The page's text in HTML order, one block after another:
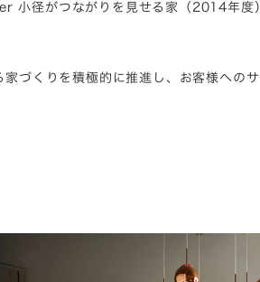
径がつながりを見せる家（2014年
づくりを積極的に推進し、お客様への